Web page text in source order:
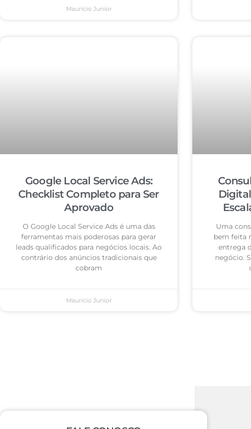
Mauricio Junior
Google Local Service Ads:
Checklist Completo para Ser
Aprovado
O Google Local Service Ads é uma das
ferramentas mais poderosas para gerar
leads qualificados para negócios locais. Ao
contrário dos anúncios tradicionais que
cobram
Mauricio Junior
Uma
bem feita
entrega
negócio.